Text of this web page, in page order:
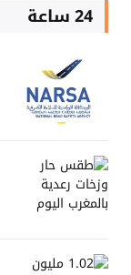
24 ساعة